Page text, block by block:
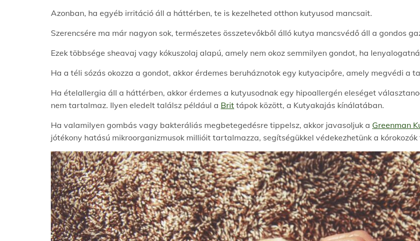
Azonban, ha egyéb irritáció áll a háttérben, te is kezelheted otthon kutyusod mancsait.
Szerencsére ma már nagyon sok, természetes összetevőkből álló kutya mancsvédő áll a gondos
Ezek többsége sheavaj vagy kókuszolaj alapú, amely nem okoz semmilyen gondot, ha
Ha a téli sózás okozza a gondot, akkor érdemes beruháznotok egy kutyacipőre, amely megvédi a
Ha ételallergia áll a háttérben, akkor érdemes a kutyusodnak egy hipoallergén eleséget
nem tartalmaz. Ilyen eledelt találsz például a Brit tápok között, a Kutyakajás kínálatában.
Ha valamilyen gombás vagy bakteráliás megbetegedésre tippelsz, akkor javasoljuk a Greenman
jótékony hatású mikroorganizmusok millióit tartalmazza, segítségükkel védekezhetünk a